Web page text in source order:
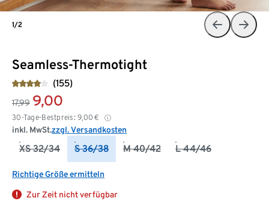
Seamless-Thermotight
(155)
17,99 9,00
30-Tage-Bestpreis: 9,00 €
inkl. MwSt.zzgl. Versandkosten
XS 32/34 S 36/38 M 40/42 L 44/46
Richtige Größe ermitteln
Zur Zeit nicht verfügbar
1/2